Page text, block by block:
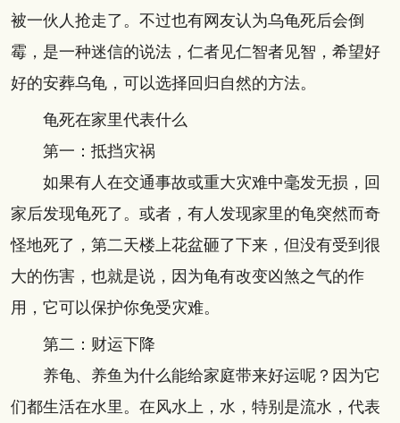
被一伙人抢走了。不过也有网友认为乌龟死后会倒
霉，是一种迷信的说法，仁者见仁智者见智，希望好
好的安葬乌龟，可以选择回归自然的方法。
龟死在家里代表什么
第一：抵挡灾祸
如果有人在交通事故或重大灾难中毫发无损，回
家后发现龟死了。或者，有人发现家里的龟突然而奇
怪地死了，第二天楼上花盆砸了下来，但没有受到很
大的伤害，也就是说，因为龟有改变凶煞之气的作
用，它可以保护你免受灾难。
第二：财运下降
养龟、养鱼为什么能给家庭带来好运呢？因为它
们都生活在水里。在风水上，水，特别是流水，代表